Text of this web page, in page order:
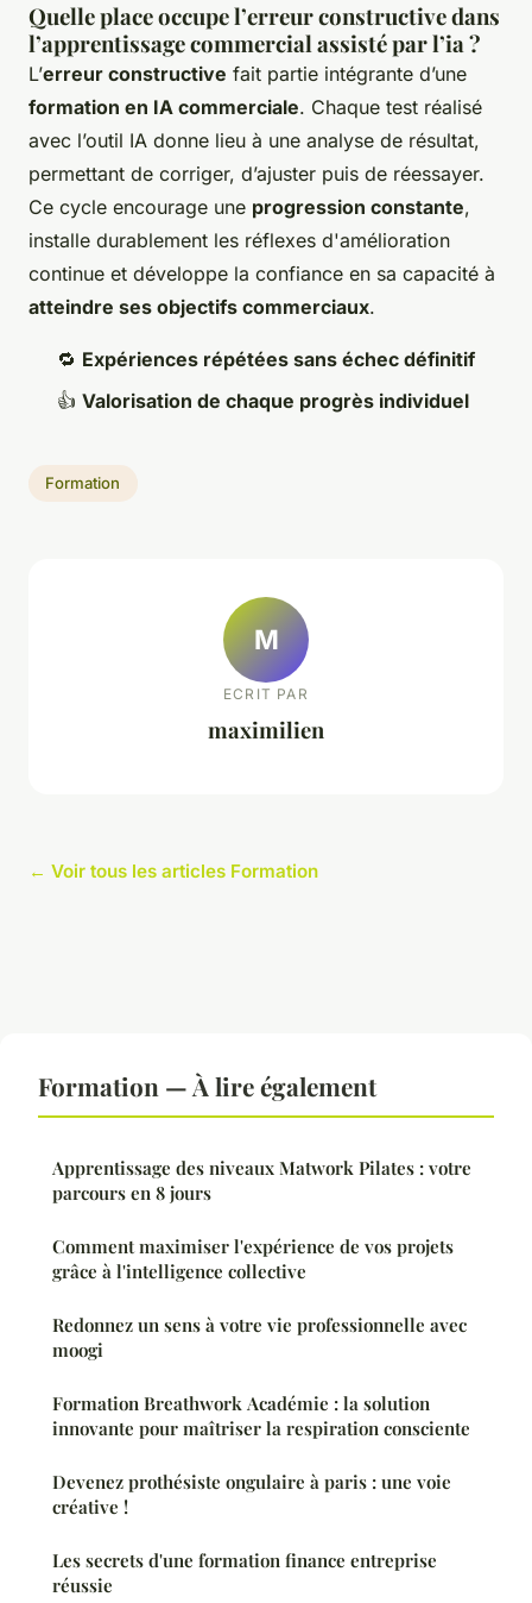
Quelle place occupe l’erreur constructive dans
l’apprentissage commercial assisté par l’ia ?
L’erreur constructive fait partie intégrante d’une
formation en IA commerciale. Chaque test réalisé
avec l’outil IA donne lieu à une analyse de résultat,
permettant de corriger, d’ajuster puis de réessayer.
Ce cycle encourage une progression constante,
installe durablement les réflexes d'amélioration
continue et développe la confiance en sa capacité à
atteindre ses objectifs commerciaux.
🔁 Expériences répétées sans échec définitif
👍 Valorisation de chaque progrès individuel
Formation
M
ECRIT PAR
maximilien
← Voir tous les articles Formation
Formation — À lire également
Apprentissage des niveaux Matwork Pilates : votre
parcours en 8 jours
Comment maximiser l'expérience de vos projets
grâce à l'intelligence collective
Redonnez un sens à votre vie professionnelle avec
moogi
Formation Breathwork Académie : la solution
innovante pour maîtriser la respiration consciente
Devenez prothésiste ongulaire à paris : une voie
créative !
Les secrets d'une formation finance entreprise
réussie